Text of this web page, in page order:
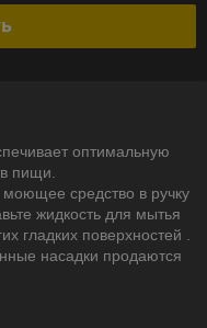
оптимальную
пищи.
средство в ручку
жидкость для мытья
гладких поверхностей .
насадки продаются